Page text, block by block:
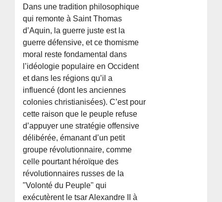
Dans une tradition philosophique
qui remonte à Saint Thomas
d’Aquin, la guerre juste est la
guerre défensive, et ce thomisme
moral reste fondamental dans
l’idéologie populaire en Occident
et dans les régions qu’il a
influencé (dont les anciennes
colonies christianisées). C’est pour
cette raison que le peuple refuse
d’appuyer une stratégie offensive
délibérée, émanant d’un petit
groupe révolutionnaire, comme
celle pourtant héroïque des
révolutionnaires russes de la
"Volonté du Peuple" qui
exécutèrent le tsar Alexandre II à